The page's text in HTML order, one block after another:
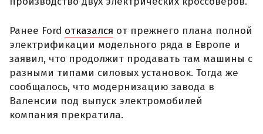
Ранее Ford отказался от прежнего плана полной
электрификации модельного ряда в Европе и
заявил, что продолжит продавать там машины с
разными типами силовых установок. Тогда же
сообщалось, что модернизацию завода в
Валенсии под выпуск электромобилей
компания прекратила.